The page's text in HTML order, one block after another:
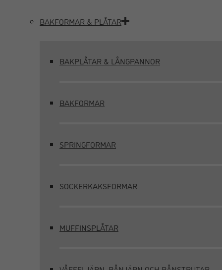
BAKFORMAR & PLÅTAR
BAKPLÅTAR & LÅNGPANNOR
BAKFORMAR
SPRINGFORMAR
SOCKERKAKSFORMAR
MUFFINSPLÅTAR